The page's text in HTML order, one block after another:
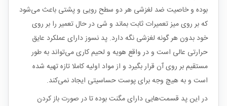
بوده و خاصیت ضد لغزشی هر دو سطح رویی و پشتی باعث می‌شود
که بر روی میز تعمیرات ثابت بماند و شی در حال تعمیر را بر روی
خود بدون هر گونه لغزشی نگه دارد. پد نسوز دارای عملکرد عایق
حرارتی عالی است و در واقع هویه و لحیم کاری می‌تواند به طور
مستقیم بر روی آن قرار بگیرد و از مواد اولیه کاملا تازه تهیه شده
است و به هیچ وجه برای پوست حساسیتی ایجاد نمی‌کند.
در این پد قسمت‌هایی دارای مگنت بوده تا در صورت باز کردن